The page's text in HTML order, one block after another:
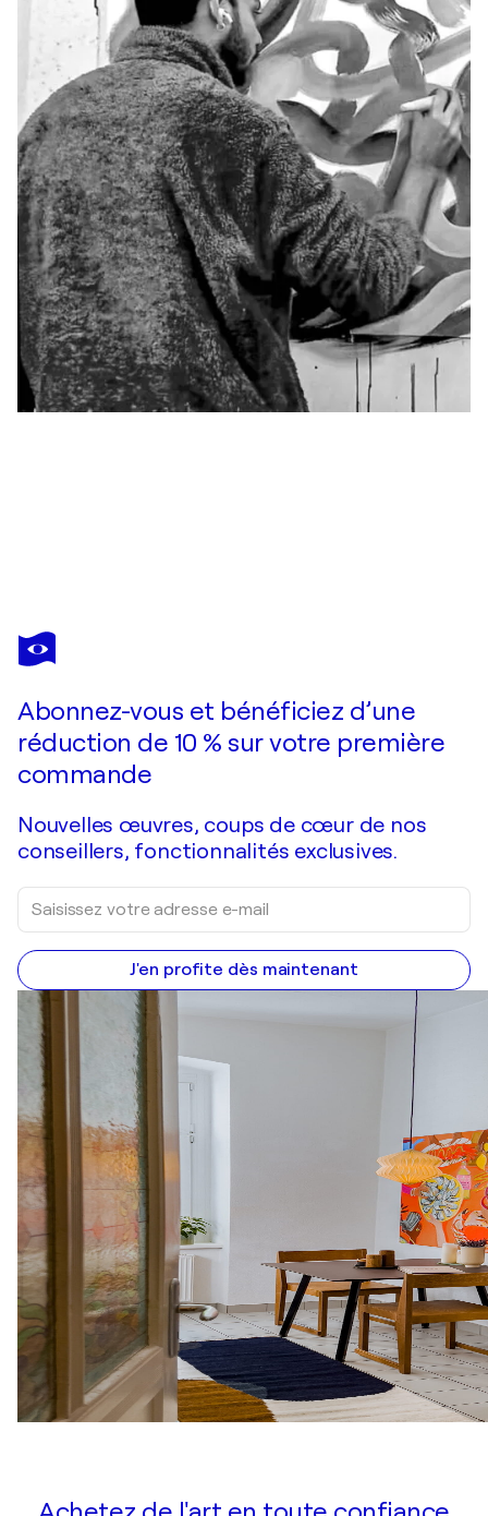
SUMIT MEHNDIRATTA
Ubrofak
Abonnez-vous et bénéficiez d’une
réduction de 10 % sur votre première
commande
Nouvelles œuvres, coups de cœur de nos
conseillers, fonctionnalités exclusives.
J'en profite dès maintenant